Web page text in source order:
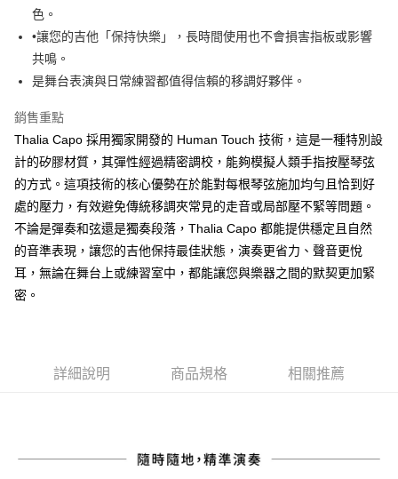
台新國際商業銀行
台灣樂天信用卡公司
Google Pay
全盈+PAY
AFTEE先享後付
【關於「AFTEE先享後付」】
AFTEE先享後付是「在收到商品之後才付款」的支付方式。 讓您購物簡單
便利好安心！
１．簡單：不需註冊會員、不需綁卡、不需儲值。
２．便利：只要手機號碼，簡訊認證，即可結帳。
３．安心：先確認商品／服務後，再付款。
【「AFTEE先享後付」結帳流程】
１．於結帳方式選擇「AFTEE先享後付」後，將跳轉至「AFTEE先享後付」
結帳頁面，進行簡訊認證並確認金額後，即可完成結帳。
２．訂單成立數日內，您將收到繳費通知簡訊。
３．收到繳費通知簡訊後14天內，點擊此簡訊中的連結，可透過四大超商／
※ 交易是否成功請以「AFTEE先享後付 」之結帳頁面顯示為準，若有關於
１．透過由恩沛科技股份有限公司提供之「AFTEE先享後付」服務完成之交
ATM付款
運送方式
全家取貨付款
每筆NT$60，滿NT$899(含以上)免運費
付款後全家取貨
每筆NT$60，滿NT$899(含以上)免運費
付款後7-11取貨
每筆NT$105，滿NT$899(含以上)免運費
色。
•讓您的吉他「保持快樂」，長時間使用也不會損害指板或影響
共鳴。
是舞台表演與日常練習都值得信賴的移調好夥伴。
銷售重點
Thalia Capo 採用獨家開發的 Human Touch 技術，這是一種特別設
計的矽膠材質，其彈性經過精密調校，能夠模擬人類手指按壓琴弦
的方式。這項技術的核心優勢在於能對每根琴弦施加均勻且恰到好
處的壓力，有效避免傳統移調夾常見的走音或局部壓不緊等問題。
不論是彈奏和弦還是獨奏段落，Thalia Capo 都能提供穩定且自然
的音準表現，讓您的吉他保持最佳狀態，演奏更省力、聲音更悅
耳，無論在舞台上或練習室中，都能讓您與樂器之間的默契更加緊
密。
詳細說明 商品規格 相關推薦